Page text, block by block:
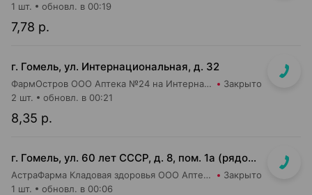
7,78 р.
1 шт. обновл. в 00:19
г. Гомель, ул. Интернациональная, д. 32
ФармОстров ООО Аптека №24 на Интернациональной Закрыто
8,35 р.
2 шт. обновл. в 00:21
г. Гомель, ул. 60 лет СССР, д. 8, пом. 1а (рядом с м-ом Евроопт)
АстраФарма Кладовая здоровья ООО Аптека №13 Закрыто
1 шт. обновл. в 00:06